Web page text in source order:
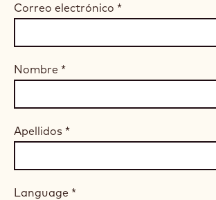
Correo electrónico *
Nombre *
Apellidos *
Language *